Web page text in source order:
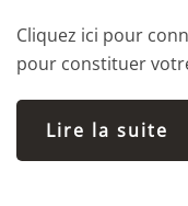
Cliquez ici pour
pour constituer
Lire la suite